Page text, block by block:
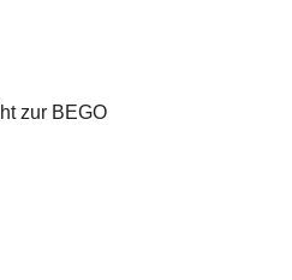
zur BEGO